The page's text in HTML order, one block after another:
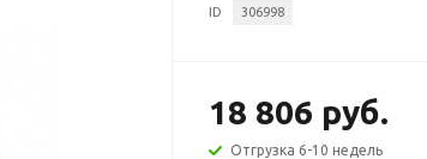
ID 306998
18 806 руб.
Отгрузка 6-10 недель